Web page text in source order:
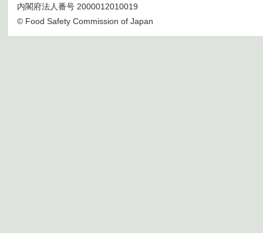
内閣府法人番号 2000012010019
© Food Safety Commission of Japan